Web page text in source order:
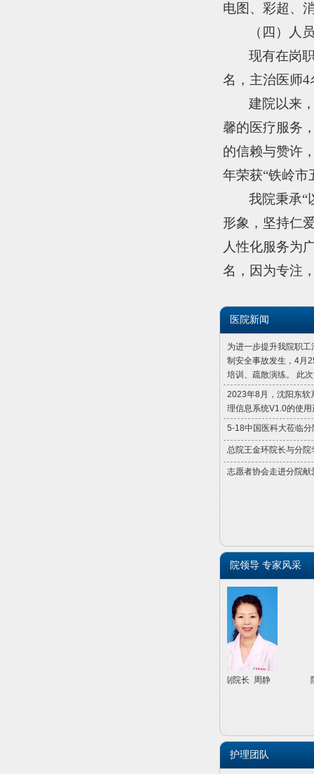
电图、彩超、
（四）人
现有在岗
名，主治医师4
建院以来
馨的医疗服务
的信赖与赞许
年荣获“铁岭市
我院秉承“
形象，坚持仁
人性化服务为
名，因为专注
医院新闻
为进一步提升我院职
制安全事故发生，4月
培训、疏散演练。 此
2023年8月，沈阳东软
理信息系统V1.0的使
5-18中国医科大莅临分
总院王金环院长与分
志愿者协会走进分院献
院领导 专家风采
副院长 周静 院
护理团队